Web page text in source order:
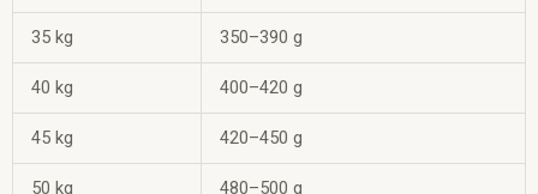
35 kg 350–390 g
40 kg 400–420 g
45 kg 420–450 g
50 kg 480–500 g